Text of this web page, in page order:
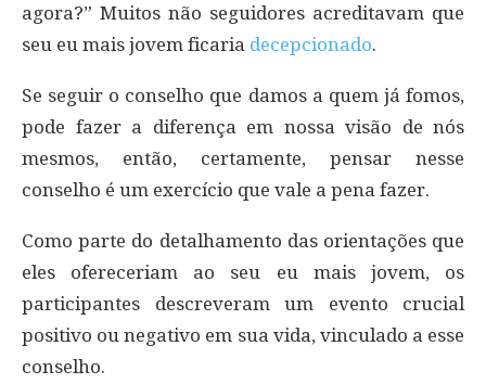
agora?” Muitos não seguidores acreditavam que
seu eu mais jovem ficaria decepcionado.
Se seguir o conselho que damos a quem já fomos,
pode fazer a diferença em nossa visão de nós
mesmos, então, certamente, pensar nesse
conselho é um exercício que vale a pena fazer.
Como parte do detalhamento das orientações que
eles ofereceriam ao seu eu mais jovem, os
participantes descreveram um evento crucial
positivo ou negativo em sua vida, vinculado a esse
conselho.